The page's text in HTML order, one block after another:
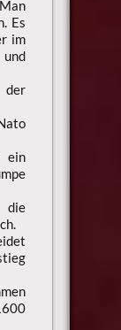
Es
im
der
ein
die